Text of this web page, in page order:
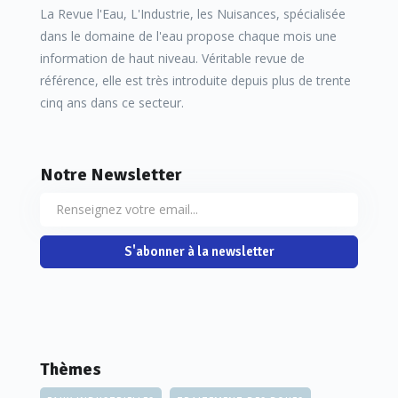
La Revue l'Eau, L'Industrie, les Nuisances, spécialisée
dans le domaine de l'eau propose chaque mois une
information de haut niveau. Véritable revue de
référence, elle est très introduite depuis plus de trente
cinq ans dans ce secteur.
Notre Newsletter
S'abonner à la newsletter
Thèmes